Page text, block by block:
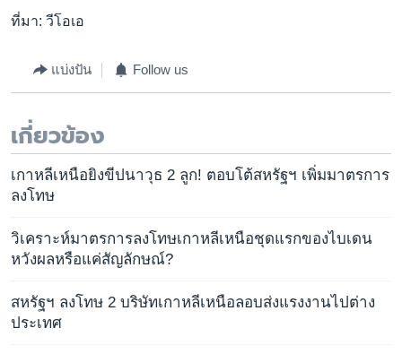
ที่มา: วีโอเอ
แบ่งปัน Follow us
เกี่ยวข้อง
เกาหลีเหนือยิงขีปนาวุธ 2 ลูก! ตอบโต้สหรัฐฯ เพิ่มมาตรการ
ลงโทษ
วิเคราะห์มาตรการลงโทษเกาหลีเหนือชุดแรกของไบเดน
หวังผลหรือแค่สัญลักษณ์?
สหรัฐฯ ลงโทษ 2 บริษัทเกาหลีเหนือลอบส่งแรงงานไปต่าง
ประเทศ